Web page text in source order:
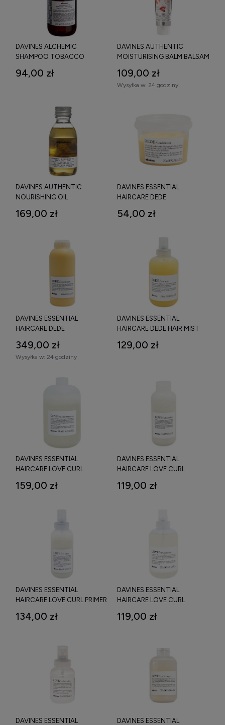
DAVINES ALCHEMIC
SHAMPOO TOBACCO
BRĄZOWYCH I
94,00 zł
DAVINES AUTHENTIC
MOISTURISING BALM BALSAM
109,00 zł
Wysyłka w: 24 godziny
DAVINES AUTHENTIC
NOURISHING OIL
OLEJEK DO TWARZY, CIAŁA I
169,00 zł
DAVINES ESSENTIAL
HAIRCARE DEDE
ODŻYWKA DO WŁOSÓW75
54,00 zł
DAVINES ESSENTIAL
HAIRCARE DEDE
CIENKICH I WIOTKICH
WŁOSÓW 1000 ML
349,00 zł
Wysyłka w: 24 godziny
DAVINES ESSENTIAL
HAIRCARE DEDE HAIR MIST
SPŁUKIWANIA 250 ML
129,00 zł
DAVINES ESSENTIAL
HAIRCARE LOVE CURL
OCZYSZCZAJĄCY KREM DO
159,00 zł
DAVINES ESSENTIAL
HAIRCARE LOVE CURL
DYSCYPLINUJĄCY OBJĘTOŚĆ
119,00 zł
DAVINES ESSENTIAL
HAIRCARE LOVE CURL PRIMER
MLECZKO DO WŁOSÓW
134,00 zł
DAVINES ESSENTIAL
HAIRCARE LOVE CURL
ODŚWIEŻAJĄCA WŁOSY
119,00 zł
DAVINES ESSENTIAL DAVINES ESSENTIAL